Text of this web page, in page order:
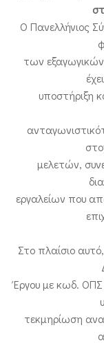
Ο Πανελλήνιος
των
υποστήριξη
μελετών,
εργαλείων που
Στο πλαίσιο
Έργου με κωδ. ΟΠΣ
τεκμηρίωση